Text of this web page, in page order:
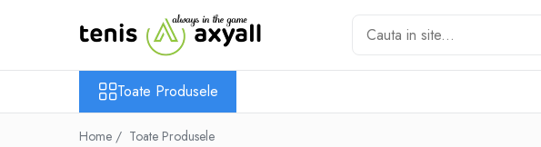
Toate Produsele
Home / Toate Produsele